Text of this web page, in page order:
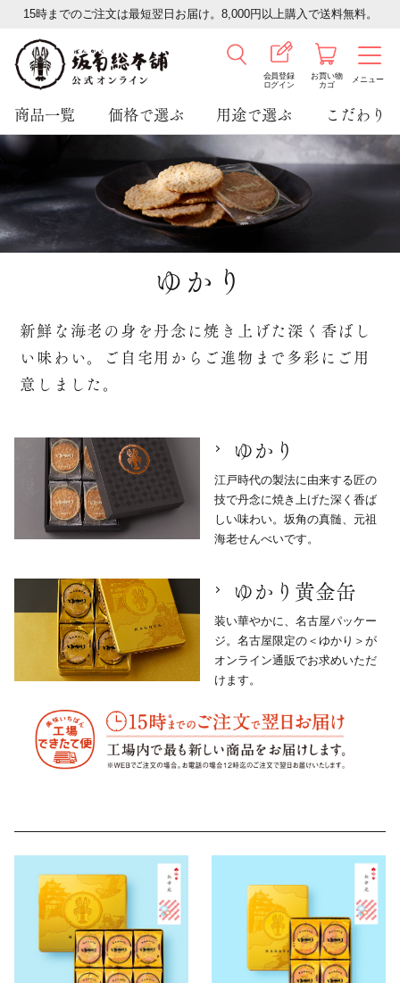
15時までのご注文は最短翌日お届け。8,000円以上購入で送料無料。
会員登録
ログイン
お買い物
カゴ
メニュー
商品一覧 価格で選ぶ 用途で選ぶ こだわり
ゆかり
新鮮な海老の身を丹念に焼き上げた深く香ばし
い味わい。ご自宅用からご進物まで多彩にご用
意しました。
ゆかり
江戸時代の製法に由来する匠の
技で丹念に焼き上げた深く香ば
しい味わい。坂角の真髄、元祖
海老せんべいです。
ゆかり黄金缶
装い華やかに、名古屋パッケー
ジ。名古屋限定の＜ゆかり＞が
オンライン通販でお求めいただ
けます。